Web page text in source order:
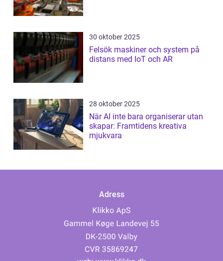
30 oktober 2025
Felsök maskiner och system på
distans med IoT och AR
28 oktober 2025
När AI inte bara organiserar utan
skapar: Framtidens kreativa
mjukvara
Adress